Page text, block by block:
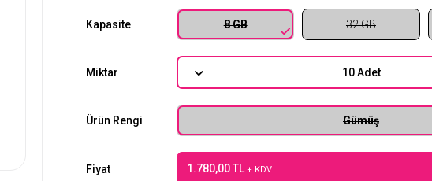
Kapasite 8 GB 32 GB
Miktar 10 Adet
Ürün Rengi Gümüş
Fiyat 1.780,00 TL + KDV